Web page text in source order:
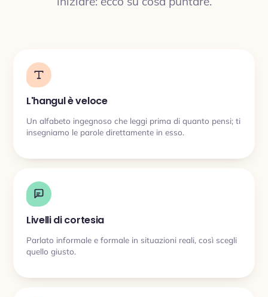
L'hangul è veloce
Un alfabeto ingegnoso che leggi prima di quanto pensi; ti
insegniamo le parole direttamente in esso.
Livelli di cortesia
Parlato informale e formale in situazioni reali, così scegli
quello giusto.